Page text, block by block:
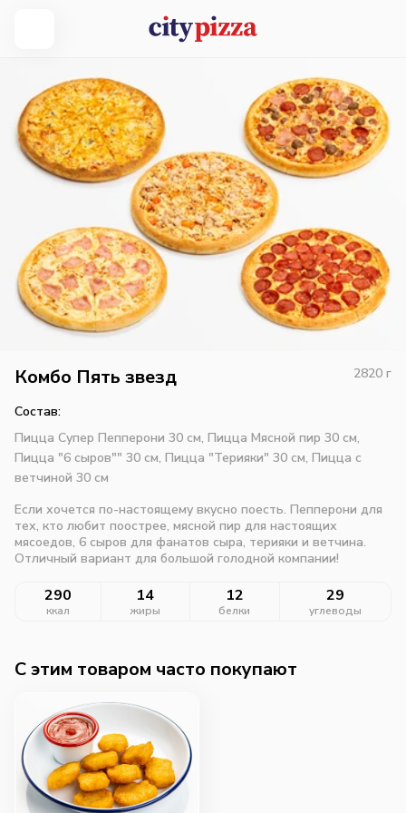
Комбо Пять звезд 2820 г
Состав:
Пицца Супер Пепперони 30 см, Пицца Мясной пир 30 см,
Пицца "6 сыров"" 30 см, Пицца "Терияки" 30 см, Пицца с
ветчиной 30 см
Если хочется по-настоящему вкусно поесть. Пепперони для
тех, кто любит поострее, мясной пир для настоящих
мясоедов, 6 сыров для фанатов сыра, терияки и ветчина.
Отличный вариант для большой голодной компании!
290
ккал
14
жиры
12
белки
29
углеводы
C этим товаром часто покупают